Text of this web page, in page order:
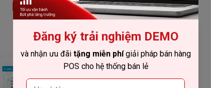
hàng - tài chính
Đăng ký trải nghiệm DEMO
và nhận ưu đãitặng miễn phígiải pháp bán hàng
POS cho hệ thống bán lẻ